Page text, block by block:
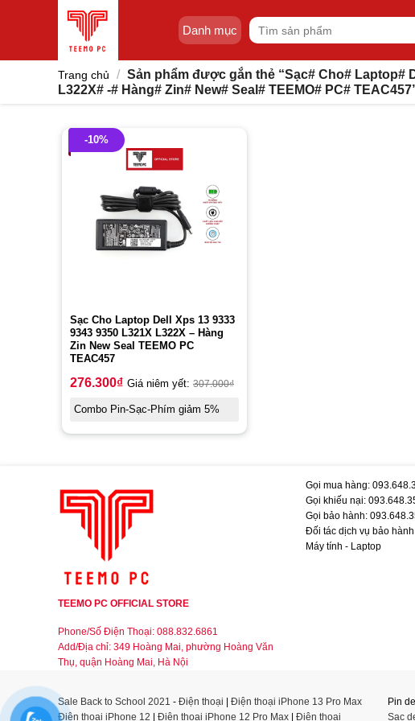
Danh mục
Tìm
kiếm:
Trang chủ / Sản phẩm được gắn thẻ “Sạc# Cho# Laptop#
L322X# -# Hàng# Zin# New# Seal# TEEMO# PC#
-10%
Sạc Cho Laptop Dell Xps 13 9333
9343 9350 L321X L322X – Hàng
Zin New Seal TEEMO PC
TEAC457
276.300₫ Giá niêm yết: 307.000₫
Combo Pin-Sạc-Phím giảm 5%
TEEMO PC OFFICIAL STORE
Phone/Số Điện Thoại: 088.832.6861
Add/Địa chỉ: 349 Hoàng Mai, phường Hoàng Văn
Thụ, quận Hoàng Mai, Hà Nội
Gọi mua hàng:
Gọi khiếu nại:
Gọi bảo hành:
Đối tác dịch vụ bảo hành
Máy tính - Laptop
Sale Back to School 2021 - Điện thoại | Điện thoại iPhone 13 Pro Max
Điện thoại iPhone 12 | Điện thoại iPhone 12 Pro Max | Điện thoại
Pin
Sạc